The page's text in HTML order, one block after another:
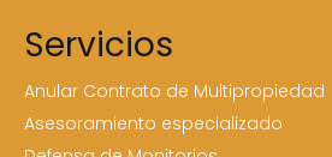
Servicios
Anular Contrato de Multipropiedad
Asesoramiento especializado